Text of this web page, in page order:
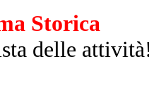
Storica
delle